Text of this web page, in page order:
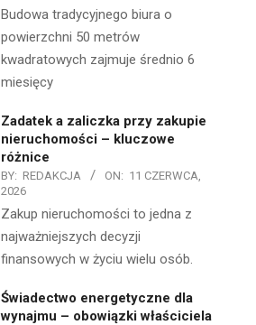
Budowa tradycyjnego biura o
powierzchni 50 metrów
kwadratowych zajmuje średnio 6
miesięcy
Zadatek a zaliczka przy zakupie
nieruchomości – kluczowe
różnice
BY: REDAKCJA ON: 11 CZERWCA,
2026
Zakup nieruchomości to jedna z
najważniejszych decyzji
finansowych w życiu wielu osób.
Świadectwo energetyczne dla
wynajmu – obowiązki właściciela